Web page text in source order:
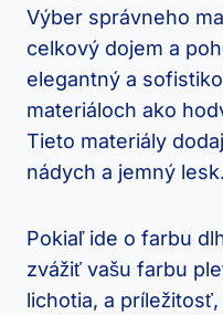
Výber správneho
celkový dojem a‍
elegantný a
materiáloch ako
Tieto‍ materiály​
nádych⁤ a jemný lesk.
Pokiaľ ide o farbu
zvážiť vašu farbu⁤
lichotia, a